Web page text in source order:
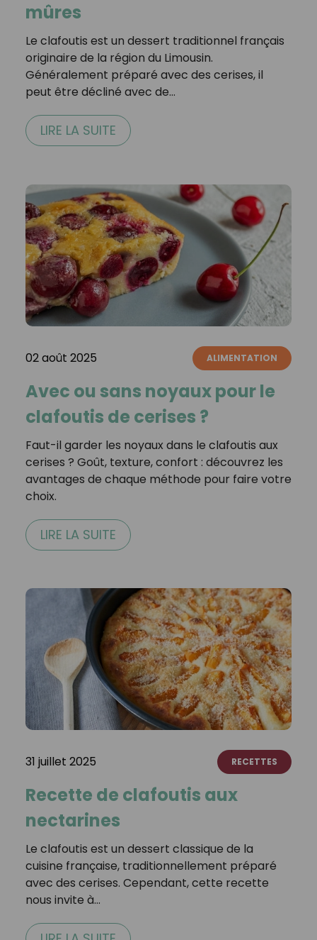
mûres
Le clafoutis est un dessert traditionnel français
originaire de la région du Limousin.
Généralement préparé avec des cerises, il
peut être décliné avec de…
LIRE LA SUITE
02 août 2025 ALIMENTATION
Avec ou sans noyaux pour le
clafoutis de cerises ?
Faut-il garder les noyaux dans le clafoutis aux
cerises ? Goût, texture, confort : découvrez les
avantages de chaque méthode pour faire votre
choix.
LIRE LA SUITE
31 juillet 2025 RECETTES
Recette de clafoutis aux
nectarines
Le clafoutis est un dessert classique de la
cuisine française, traditionnellement préparé
avec des cerises. Cependant, cette recette
nous invite à…